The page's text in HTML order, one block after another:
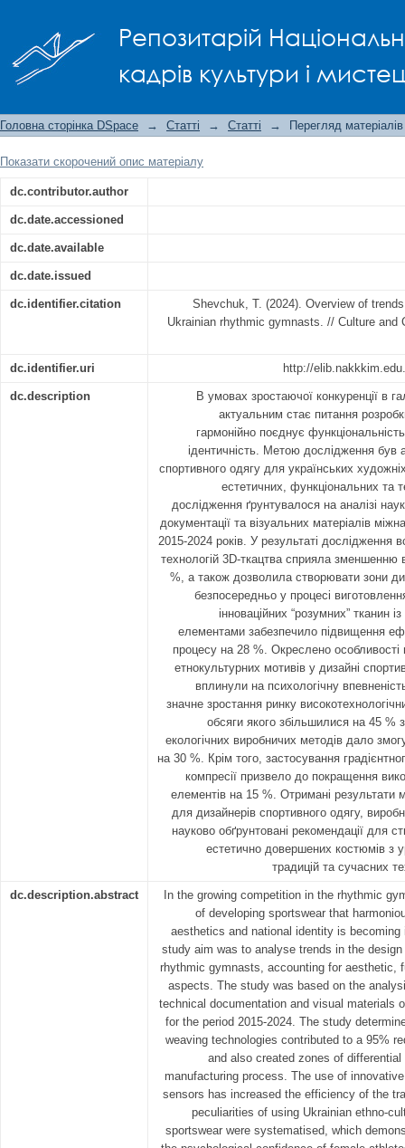
Репозитарій
кадрів культури і
Головна сторінка DSpace → Статті → Статті → Перегляд матеріалів
Показати скорочений опис матеріалу
dc.contributor.author
dc.date.accessioned
dc.date.available
dc.date.issued
dc.identifier.citation
Shevchuk, T. (2024). Overview of
Ukrainian rhythmic gymnasts. // Culture and
dc.identifier.uri http://
dc.description
В умовах зростаючої конкуренції в
актуальним стає питання
гармонійно поєднує
ідентичність. Метою дослідження був
спортивного одягу для українських
естетичних, функціональних та
дослідження ґрунтувалося на аналізі
документації та візуальних матеріалів
2015-2024 років. У результаті дослідження
технологій 3D-ткацтва сприяла зменшенню
%, а також дозволила створювати зони
безпосередньо у процесі
інноваційних “розумних” тканин
елементами забезпечило підвищення
процесу на 28 %. Окреслено особливості
етнокультурних мотивів у дизайні
вплинули на психологічну
значне зростання ринку
обсяги якого збільшилися на 45 %
екологічних виробничих методів дало
на 30 %. Крім того, застосування
компресії призвело до покращення
елементів на 15 %. Отримані результати
для дизайнерів спортивного одягу,
науково обґрунтовані рекомендації для
естетично довершених костюмів з
традицій та сучасних
dc.description.abstract
In the growing competition in the rhythmic
of developing sportswear that
aesthetics and national identity is
study aim was to analyse trends in the
rhythmic gymnasts, accounting for aesthetic,
aspects. The study was based on the
technical documentation and visual materials
for the period 2015-2024. The study
weaving technologies contributed to a 95%
and also created zones of
manufacturing process. The use of
sensors has increased the efficiency of the
peculiarities of using Ukrainian ethno-
sportswear were systematised, which